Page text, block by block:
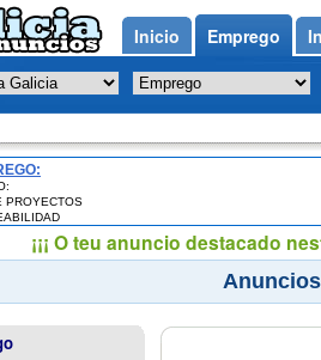
DE
DE LA
PROYECTOS
Inicio Emprego
¡¡¡ O teu anuncio destacado